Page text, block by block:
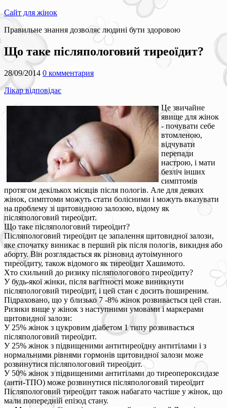
Сайт для жінок
Правильне знання дозволяє людині бути здоровою
Що таке післяпологовий тиреоїдит?
28/09/2014 0 комментария
Лікар відповідає
Це звичайне
явище для жінок
- почувати себе
втомленою,
відчувати
перепади
настрою, і мати
безліч інших
симптомів
протягом декількох місяців після пологів. Але для деяких
жінок, симптоми можуть стати болісними і можуть вказувати
на проблему зі щитовидною залозою, відому як
післяпологовий тиреоїдит.
Що таке післяпологовий тиреоїдит?
Післяпологовий тиреоїдит це запалення щитовидної залози,
яке спочатку виникає в перший рік після пологів, викидня або
аборту. Він розглядається як різновид аутоімунного
тиреоїдиту, також відомого як тиреоїдит Хашимото.
Хто схильний до ризику післяпологового тиреоїдиту?
У будь-якої жінки, після вагітності може виникнути
післяпологовий тиреоїдит, і цей стан є досить поширеним.
Підраховано, що у близько 7 -8% жінок розвивається цей стан.
Ризики вище у жінок з наступними умовами і маркерами
щитовидної залози:
У 25% жінок з цукровим діабетом 1 типу розвивається
післяпологовий тиреоїдит.
У 25% жінок з підвищеними антитиреоїдну антитілами і з
нормальними рівнями гормонів щитовидної залози може
розвинутися післяпологовий тиреоїдит.
У 50% жінок з підвищеними антитілами до тиреопероксидазе
(анти-ТПО) може розвинутися післяпологовий тиреоїдит
Післяпологовий тиреоїдит також набагато частіше у жінок, що
мали попередній епізод стану.